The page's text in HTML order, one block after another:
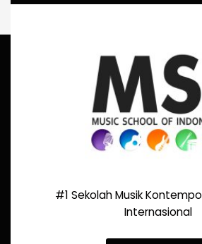
#1 Sekolah Musik
Internasional